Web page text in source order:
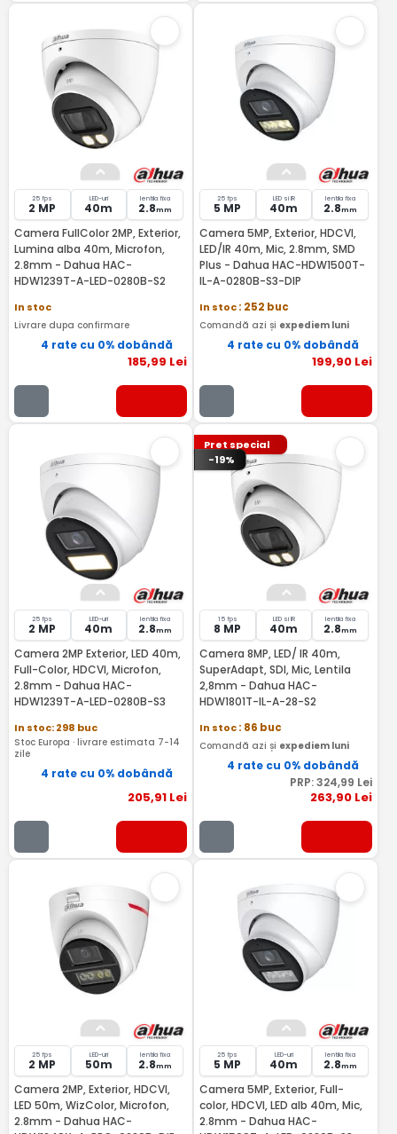
25 fps
2 MP
LED-uri
40m
lentila fixa
2.8mm
Camera FullColor 2MP, Exterior,
Lumina alba 40m, Microfon,
2.8mm - Dahua HAC-
HDW1239T-A-LED-0280B-S2
In stoc
Livrare dupa confirmare
4 rate cu 0% dobândă
185,99 Lei
25 fps
5 MP
LED si IR
40m
lentila fixa
2.8mm
Camera 5MP, Exterior, HDCVI,
LED/IR 40m, Mic, 2.8mm, SMD
Plus - Dahua HAC-HDW1500T-
IL-A-0280B-S3-DIP
In stoc: 252 buc
Comandă azi și expediem luni
4 rate cu 0% dobândă
199,90 Lei
25 fps
2 MP
LED-uri
40m
lentila fixa
2.8mm
Camera 2MP Exterior, LED 40m,
Full-Color, HDCVI, Microfon,
2.8mm - Dahua HAC-
HDW1239T-A-LED-0280B-S3
In stoc: 298 buc
Stoc Europa · livrare estimata 7-14
zile
4 rate cu 0% dobândă
205,91Lei
Pret special
-19%
15 fps
8 MP
LED si IR
40m
lentila fixa
2.8mm
Camera 8MP, LED/ IR 40m,
SuperAdapt, SDI, Mic, Lentila
2,8mm - Dahua HAC-
HDW1801T-IL-A-28-S2
In stoc: 86 buc
Comandă azi și expediem luni
4 rate cu 0% dobândă
PRP:324,99 Lei
263,90 Lei
25 fps
2 MP
LED-uri
50m
lentila fixa
2.8mm
Camera 2MP, Exterior, HDCVI,
LED 50m, WizColor, Microfon,
2.8mm - Dahua HAC-
25 fps
5 MP
LED-uri
40m
lentila fixa
2.8mm
Camera 5MP, Exterior, Full-
color, HDCVI, LED alb 40m, Mic,
2.8mm - Dahua HAC-